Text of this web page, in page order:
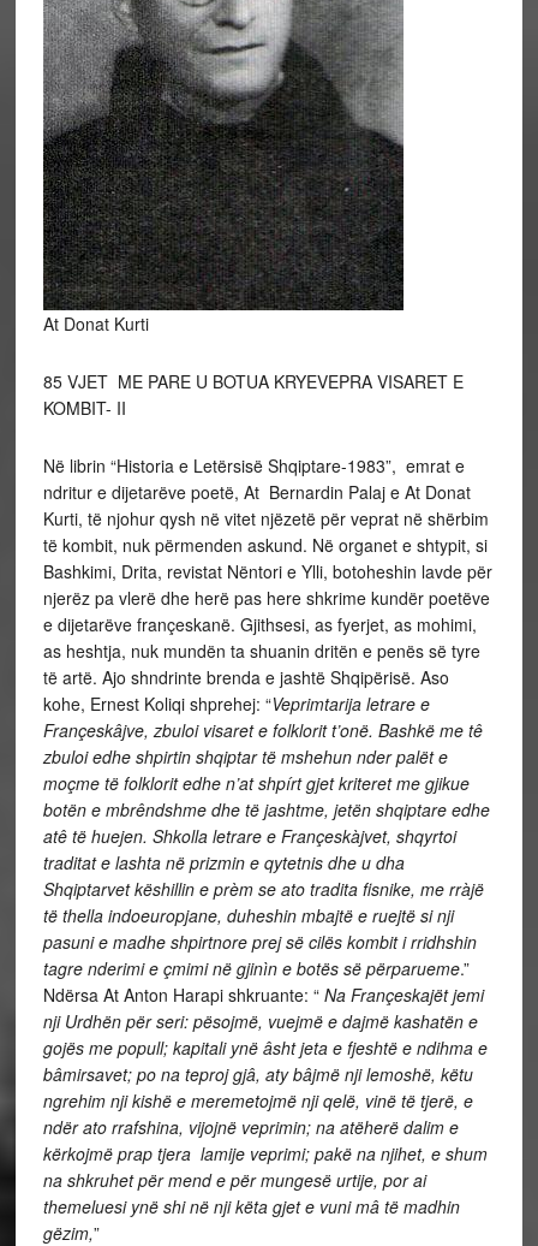
At Donat Kurti
85 VJET ME PARE U BOTUA KRYEVEPRA VISARET E
KOMBIT- II
Në librin “Historia e Letërsisë Shqiptare-1983”, emrat e
ndritur e dijetarëve poetë, At Bernardin Palaj e At Donat
Kurti, të njohur qysh në vitet njëzetë për veprat në shërbim
të kombit, nuk përmenden askund. Në organet e shtypit, si
Bashkimi, Drita, revistat Nëntori e Ylli, botoheshin lavde për
njerëz pa vlerë dhe herë pas here shkrime kundër poetëve
e dijetarëve françeskanë. Gjithsesi, as fyerjet, as mohimi,
as heshtja, nuk mundën ta shuanin dritën e penës së tyre
të artë. Ajo shndrinte brenda e jashtë Shqipërisë. Aso
kohe, Ernest Koliqi shprehej: “Veprimtarija letrare e
Françeskâjve, zbuloi visaret e folklorit t’onë. Bashkë me tê
zbuloi edhe shpirtin shqiptar të mshehun nder palët e
moçme të folklorit edhe n’at shpírt gjet kriteret me gjikue
botën e mbrêndshme dhe të jashtme, jetën shqiptare edhe
atê të huejen. Shkolla letrare e Françeskàjvet, shqyrtoi
traditat e lashta në prizmin e qytetnis dhe u dha
Shqiptarvet këshillin e prèm se ato tradita fisnike, me rràjë
të thella indoeuropjane, duheshin mbajtë e ruejtë si nji
pasuni e madhe shpirtnore prej së cilës kombit i rridhshin
tagre nderimi e çmimi në gjinìn e botës së përparueme.”
Ndërsa At Anton Harapi shkruante: “ Na Françeskajët jemi
nji Urdhën për seri: pësojmë, vuejmë e dajmë kashatën e
gojës me popull; kapitali ynë âsht jeta e fjeshtë e ndihma e
bâmirsavet; po na teproj gjâ, aty bâjmë nji lemoshë, këtu
ngrehim nji kishë e meremetojmë nji qelë, vinë të tjerë, e
ndër ato rrafshina, vijojnë veprimin; na atëherë dalim e
kërkojmë prap tjera lamije veprimi; pakë na njihet, e shum
na shkruhet për mend e për mungesë urtije, por ai
themeluesi ynë shi në nji këta gjet e vuni mâ të madhin
gëzim,”